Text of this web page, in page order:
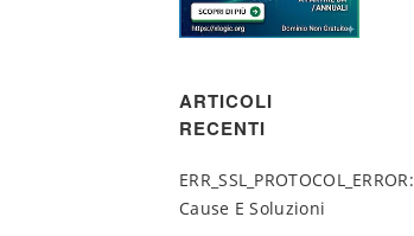
ARTICOLI
RECENTI
ERR_SSL_PROTOCOL_ERROR:
Cause E Soluzioni